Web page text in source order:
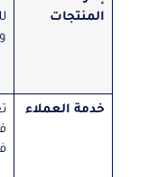
المنتجات
خدمة العملاء